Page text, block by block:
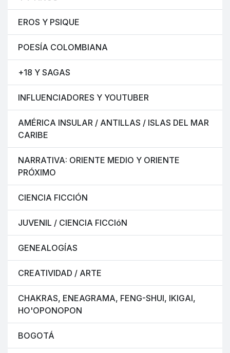
EROS Y PSIQUE
POESÍA COLOMBIANA
+18 Y SAGAS
INFLUENCIADORES Y YOUTUBER
AMÉRICA INSULAR / ANTILLAS / ISLAS DEL MAR
CARIBE
NARRATIVA: ORIENTE MEDIO Y ORIENTE
PRÓXIMO
CIENCIA FICCIÓN
JUVENIL / CIENCIA FICCIóN
GENEALOGÍAS
CREATIVIDAD / ARTE
CHAKRAS, ENEAGRAMA, FENG-SHUI, IKIGAI,
HO'OPONOPON
BOGOTÁ